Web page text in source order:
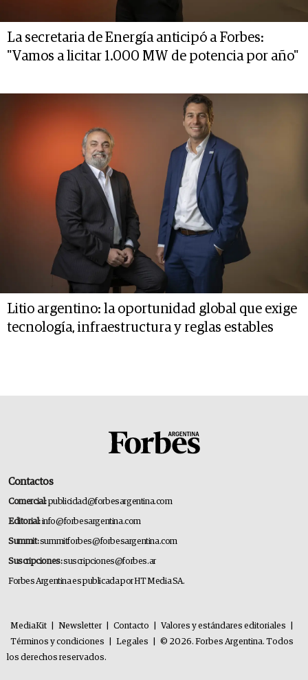
La secretaria de Energía anticipó a Forbes:
"Vamos a licitar 1.000 MW de potencia por año"
Litio argentino: la oportunidad global que exige
tecnología, infraestructura y reglas estables
Contactos
Comercial:publicidad@forbesargentina.com
Editorial:info@forbesargentina.com
Summit:summitforbes@forbesargentina.com
Suscripciones:suscripciones@forbes.ar
Forbes Argentina es publicada por HT Media SA.
MediaKit Newsletter Contacto Valores y estándares editoriales
Términos y condiciones
Legales
© 2026. Forbes Argentina. Todos
los derechos reservados.